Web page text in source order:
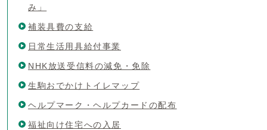
み」
補装具費の支給
日常生活用具給付事業
NHK放送受信料の減免・免除
生駒おでかけトイレマップ
ヘルプマーク・ヘルプカードの配布
福祉向け住宅への入居